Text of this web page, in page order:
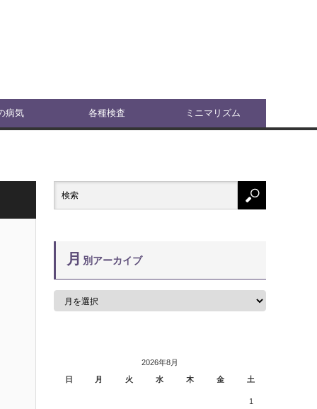
病気 各種検査 ミニマリズム
月 別アーカイブ
2026年8月
日
月 火 水 木 金 土
1